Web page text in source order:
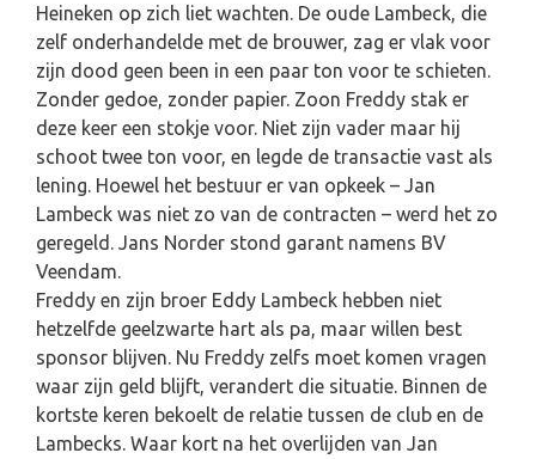
Heineken op zich liet wachten. De oude Lambeck, die
zelf onderhandelde met de brouwer, zag er vlak voor
zijn dood geen been in een paar ton voor te schieten.
Zonder gedoe, zonder papier. Zoon Freddy stak er
deze keer een stokje voor. Niet zijn vader maar hij
schoot twee ton voor, en legde de transactie vast als
lening. Hoewel het bestuur er van opkeek – Jan
Lambeck was niet zo van de contracten – werd het zo
geregeld. Jans Norder stond garant namens BV
Veendam.
Freddy en zijn broer Eddy Lambeck hebben niet
hetzelfde geelzwarte hart als pa, maar willen best
sponsor blijven. Nu Freddy zelfs moet komen vragen
waar zijn geld blijft, verandert die situatie. Binnen de
kortste keren bekoelt de relatie tussen de club en de
Lambecks. Waar kort na het overlijden van Jan